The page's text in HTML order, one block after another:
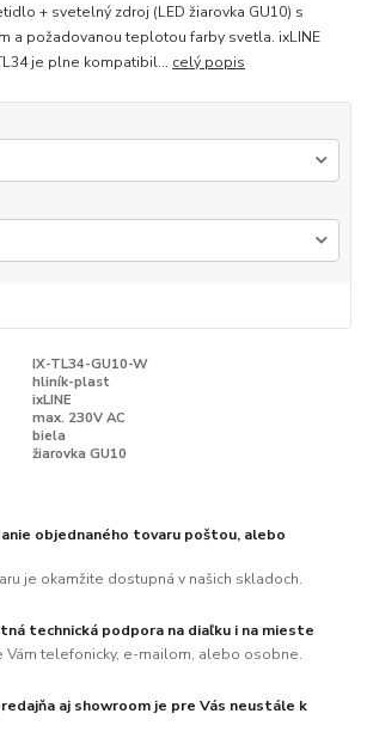
+ svetelný zdroj (LED žiarovka GU10) s
a požadovanou teplotou farby svetla. ixLINE
je plne kompatibil... celý popis
IX-TL34-GU10-W
hliník-plast
ixLINE
max. 230V AC
biela
žiarovka GU10
objednaného tovaru poštou, alebo
je okamžite dostupná v našich skladoch.
technická podpora na diaľku i na mieste
Vám telefonicky, e-mailom, alebo osobne.
aj showroom je pre Vás neustále k